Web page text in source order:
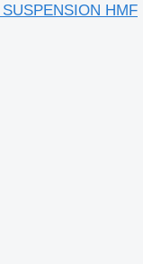
HMF